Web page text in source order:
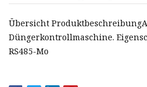
Übersicht
Düngerkontrollmaschine.
RS485-Mo